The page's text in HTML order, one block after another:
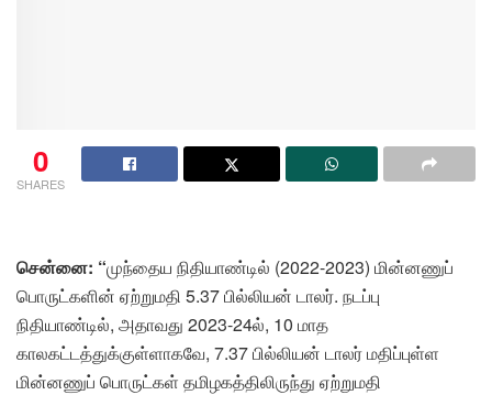
0
SHARES
சென்னை: “முந்தைய நிதியாண்டில் (2022-2023) மின்னணுப்
பொருட்களின் ஏற்றுமதி 5.37 பில்லியன் டாலர். நடப்பு
நிதியாண்டில், அதாவது 2023-24ல், 10 மாத
காலகட்டத்துக்குள்ளாகவே, 7.37 பில்லியன் டாலர் மதிப்புள்ள
மின்னணுப் பொருட்கள் தமிழகத்திலிருந்து ஏற்றுமதி